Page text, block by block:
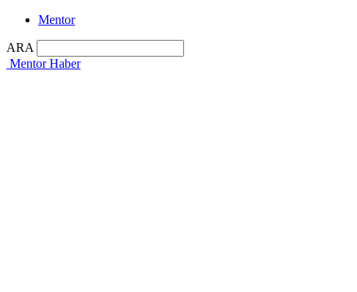
Mentor
ARA
Mentor Haber